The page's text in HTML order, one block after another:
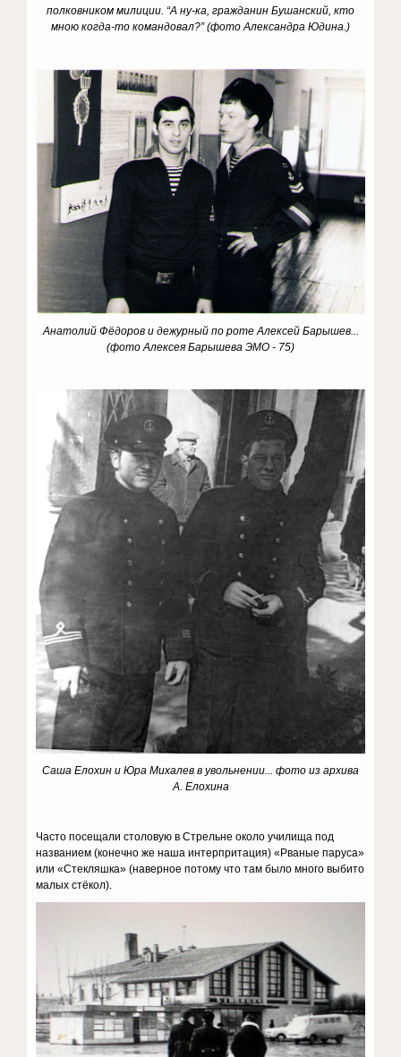
полковником милиции. “А ну-ка, гражданин Бушанский, кто
мною когда-то командовал?” (фото Александра Юдина.)
Анатолий Фёдоров и дежурный по роте Алексей Барышев...
(фото Алексея Барышева ЭМО - 75)
Саша Елохин и Юра Михалев в увольнении... фото из архива
А. Елохина
Часто посещали столовую в Стрельне около училища под
названием (конечно же наша интерпритация) «Рваные паруса»
или «Стекляшка» (наверное потому что там было много выбито
малых стёкол).